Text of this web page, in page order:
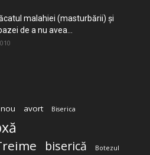
malahiei (masturbării) şi
de a nu avea...
avort Biserica
biserică Botezul